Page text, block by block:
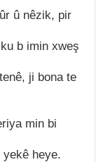
û nêzik, pir
b imin xweş
ji bona te
min bi
heye.